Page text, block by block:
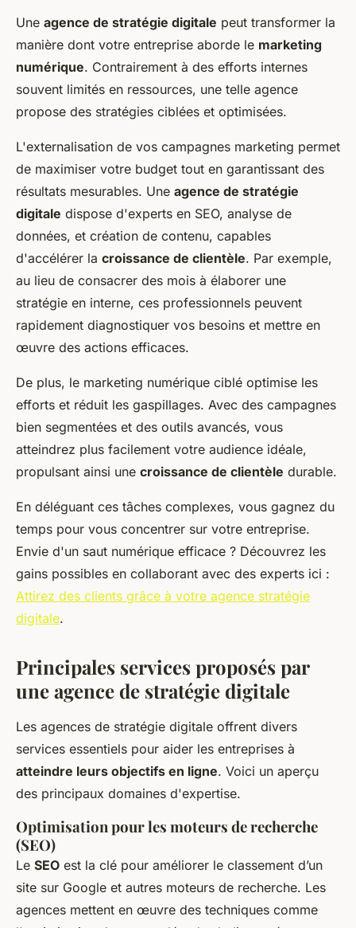
Une agence de stratégie digitale peut transformer la
manière dont votre entreprise aborde le marketing
numérique. Contrairement à des efforts internes
souvent limités en ressources, une telle agence
propose des stratégies ciblées et optimisées.
L'externalisation de vos campagnes marketing permet
de maximiser votre budget tout en garantissant des
résultats mesurables. Une agence de stratégie
digitale dispose d'experts en SEO, analyse de
données, et création de contenu, capables
d'accélérer la croissance de clientèle. Par exemple,
au lieu de consacrer des mois à élaborer une
stratégie en interne, ces professionnels peuvent
rapidement diagnostiquer vos besoins et mettre en
œuvre des actions efficaces.
De plus, le marketing numérique ciblé optimise les
efforts et réduit les gaspillages. Avec des campagnes
bien segmentées et des outils avancés, vous
atteindrez plus facilement votre audience idéale,
propulsant ainsi une croissance de clientèle durable.
En déléguant ces tâches complexes, vous gagnez du
temps pour vous concentrer sur votre entreprise.
Envie d'un saut numérique efficace ? Découvrez les
gains possibles en collaborant avec des experts ici :
Attirez des clients grâce à votre agence stratégie
digitale.
Principales services proposés par
une agence de stratégie digitale
Les agences de stratégie digitale offrent divers
services essentiels pour aider les entreprises à
atteindre leurs objectifs en ligne. Voici un aperçu
des principaux domaines d'expertise.
Optimisation pour les moteurs de recherche
(SEO)
Le SEO est la clé pour améliorer le classement d’un
site sur Google et autres moteurs de recherche. Les
agences mettent en œuvre des techniques comme